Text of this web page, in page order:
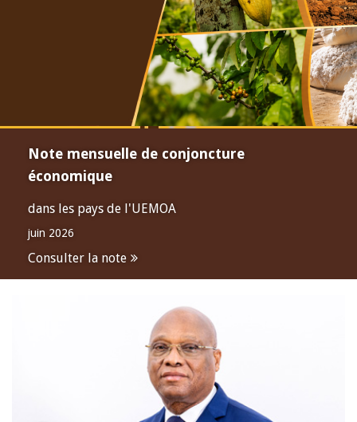
Note mensuelle de conjoncture
économique
dans les pays de l'UEMOA
juin 2026
Consulter la note